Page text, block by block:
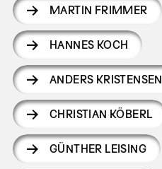
MARTIN FRIMMER
HANNES KOCH
ANDERS KRISTENSEN
CHRISTIAN KÖBERL
GÜNTHER LEISING